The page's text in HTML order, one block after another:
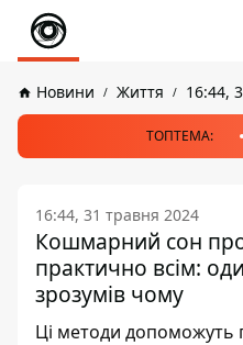
Новини Життя 16:44,
ТОПТЕМА:
16:44, 31 травня 2024
Кошмарний сон про
практично всім:
зрозумів чому
Ці методи допоможуть